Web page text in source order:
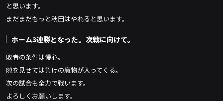
と思います。
まだまだもっと秋田はやれると思います。
ホーム3連勝となった。次戦に向けて。
敗者の条件は慢心。
隙を見せては負けの魔物が入ってくる。
次の試合も全力で戦います。
よろしくお願いします。